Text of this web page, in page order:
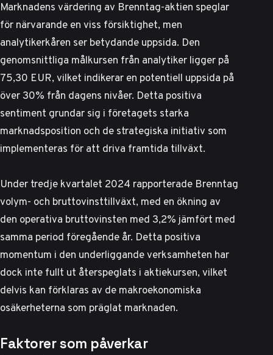
Marknadens värdering av Brenntag-aktien speglar
för närvarande en viss försiktighet, men
analytikerkåren ser betydande uppsida. Den
genomsnittliga målkursen från analytiker ligger på
75,30 EUR, vilket indikerar en potentiell uppsida på
över 30% från dagens nivåer. Detta positiva
sentiment grundar sig i företagets starka
marknadsposition och de strategiska initiativ som
implementeras för att driva framtida tillväxt.
Under tredje kvartalet 2024 rapporterade Brenntag
volym- och bruttovinsttillväxt, med en ökning av
den operativa bruttovinsten med 3,2% jämfört med
samma period föregående år. Detta positiva
momentum i den underliggande verksamheten har
dock inte fullt ut återspeglats i aktiekursen, vilket
delvis kan förklaras av de makroekonomiska
osäkerheterna som präglat marknaden.
Faktorer som påverkar